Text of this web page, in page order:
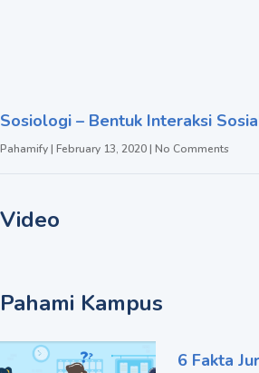
Sosiologi – Bentuk Interaksi
Pahamify February 13, 2020 No Comments
Video
Pahami Kampus
6 Fakta